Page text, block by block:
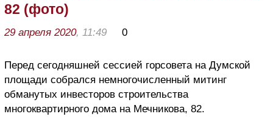
82 (фото)
29 апреля 2020, 11:49 0
Перед сегодняшней сессией горсовета на Думской
площади собрался немногочисленный митинг
обманутых инвесторов строительства
многоквартирного дома на Мечникова, 82.